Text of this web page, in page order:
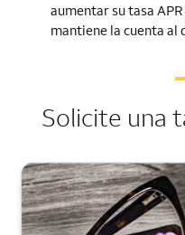
aumentar su tasa
mantiene la cuenta al
Solicite una